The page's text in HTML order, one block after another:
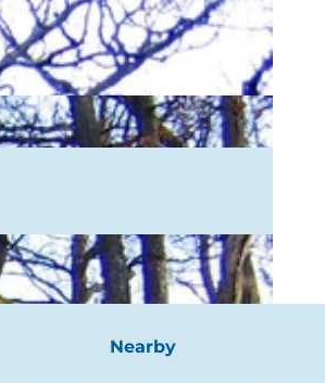
Nearby